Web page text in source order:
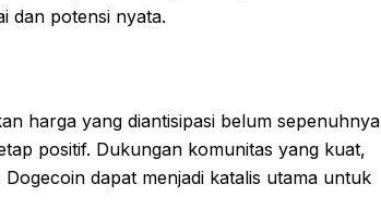
dan potensi nyata.
harga yang diantisipasi belum sepenuhnya
positif. Dukungan komunitas yang kuat,
dapat menjadi katalis utama untuk